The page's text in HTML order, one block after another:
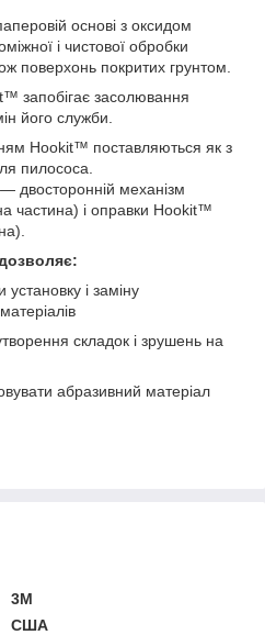
основі з оксидом
і чистової обробки
поверхонь покритих грунтом.
запобігає засолювання
його служби.
Hookit™ поставляються як з
пилососа.
двосторонній механізм
частина) і оправки Hookit™
і заміну
складок і зрушень на
абразивний матеріал
3М
США